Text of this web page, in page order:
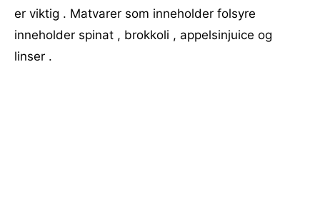
er viktig . Matvarer som inneholder folsyre
inneholder spinat , brokkoli , appelsinjuice og
linser .